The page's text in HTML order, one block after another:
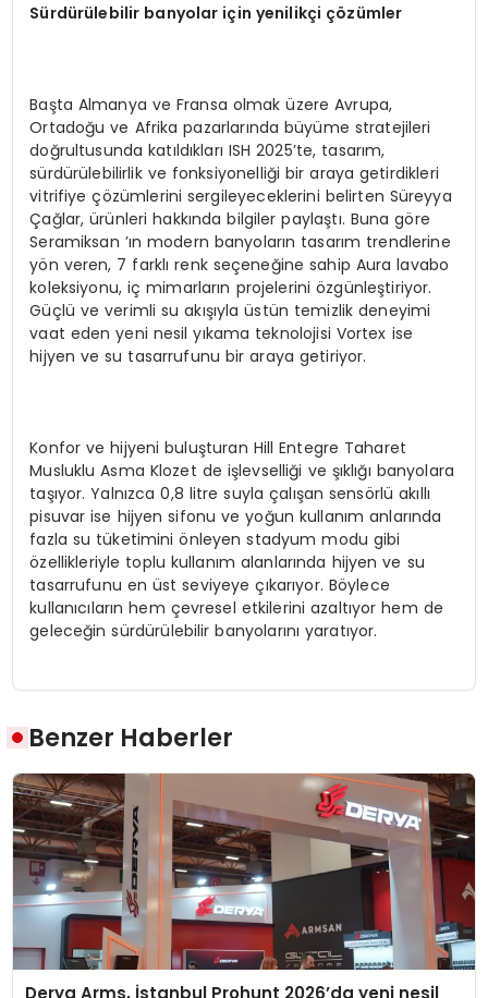
Sürdürülebilir banyolar için yenilikçi çözümler
Başta Almanya ve Fransa olmak üzere Avrupa,
Ortadoğu ve Afrika pazarlarında büyüme stratejileri
doğrultusunda katıldıkları ISH 2025’te, tasarım,
sürdürülebilirlik ve fonksiyonelliği bir araya getirdikleri
vitrifiye çözümlerini sergileyeceklerini belirten Süreyya
Çağlar, ürünleri hakkında bilgiler paylaştı. Buna göre
Seramiksan ’ın modern banyoların tasarım trendlerine
yön veren, 7 farklı renk seçeneğine sahip Aura lavabo
koleksiyonu, iç mimarların projelerini özgünleştiriyor.
Güçlü ve verimli su akışıyla üstün temizlik deneyimi
vaat eden yeni nesil yıkama teknolojisi Vortex ise
hijyen ve su tasarrufunu bir araya getiriyor.
Konfor ve hijyeni buluşturan Hill Entegre Taharet
Musluklu Asma Klozet de işlevselliği ve şıklığı banyolara
taşıyor. Yalnızca 0,8 litre suyla çalışan sensörlü akıllı
pisuvar ise hijyen sifonu ve yoğun kullanım anlarında
fazla su tüketimini önleyen stadyum modu gibi
özellikleriyle toplu kullanım alanlarında hijyen ve su
tasarrufunu en üst seviyeye çıkarıyor. Böylece
kullanıcıların hem çevresel etkilerini azaltıyor hem de
geleceğin sürdürülebilir banyolarını yaratıyor.
Benzer Haberler
Derya Arms, İstanbul Prohunt 2026’da yeni nesil